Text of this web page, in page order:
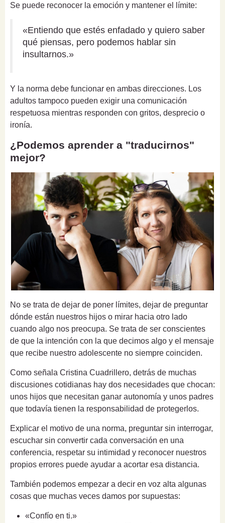
Se puede reconocer la emoción y mantener el límite:
«Entiendo que estés enfadado y quiero saber
qué piensas, pero podemos hablar sin
insultarnos.»
Y la norma debe funcionar en ambas direcciones. Los
adultos tampoco pueden exigir una comunicación
respetuosa mientras responden con gritos, desprecio o
ironía.
¿Podemos aprender a "traducirnos"
mejor?
No se trata de dejar de poner límites, dejar de preguntar
dónde están nuestros hijos o mirar hacia otro lado
cuando algo nos preocupa. Se trata de ser conscientes
de que la intención con la que decimos algo y el mensaje
que recibe nuestro adolescente no siempre coinciden.
Como señala Cristina Cuadrillero, detrás de muchas
discusiones cotidianas hay dos necesidades que chocan:
unos hijos que necesitan ganar autonomía y unos padres
que todavía tienen la responsabilidad de protegerlos.
Explicar el motivo de una norma, preguntar sin interrogar,
escuchar sin convertir cada conversación en una
conferencia, respetar su intimidad y reconocer nuestros
propios errores puede ayudar a acortar esa distancia.
También podemos empezar a decir en voz alta algunas
cosas que muchas veces damos por supuestas:
«Confío en ti.»